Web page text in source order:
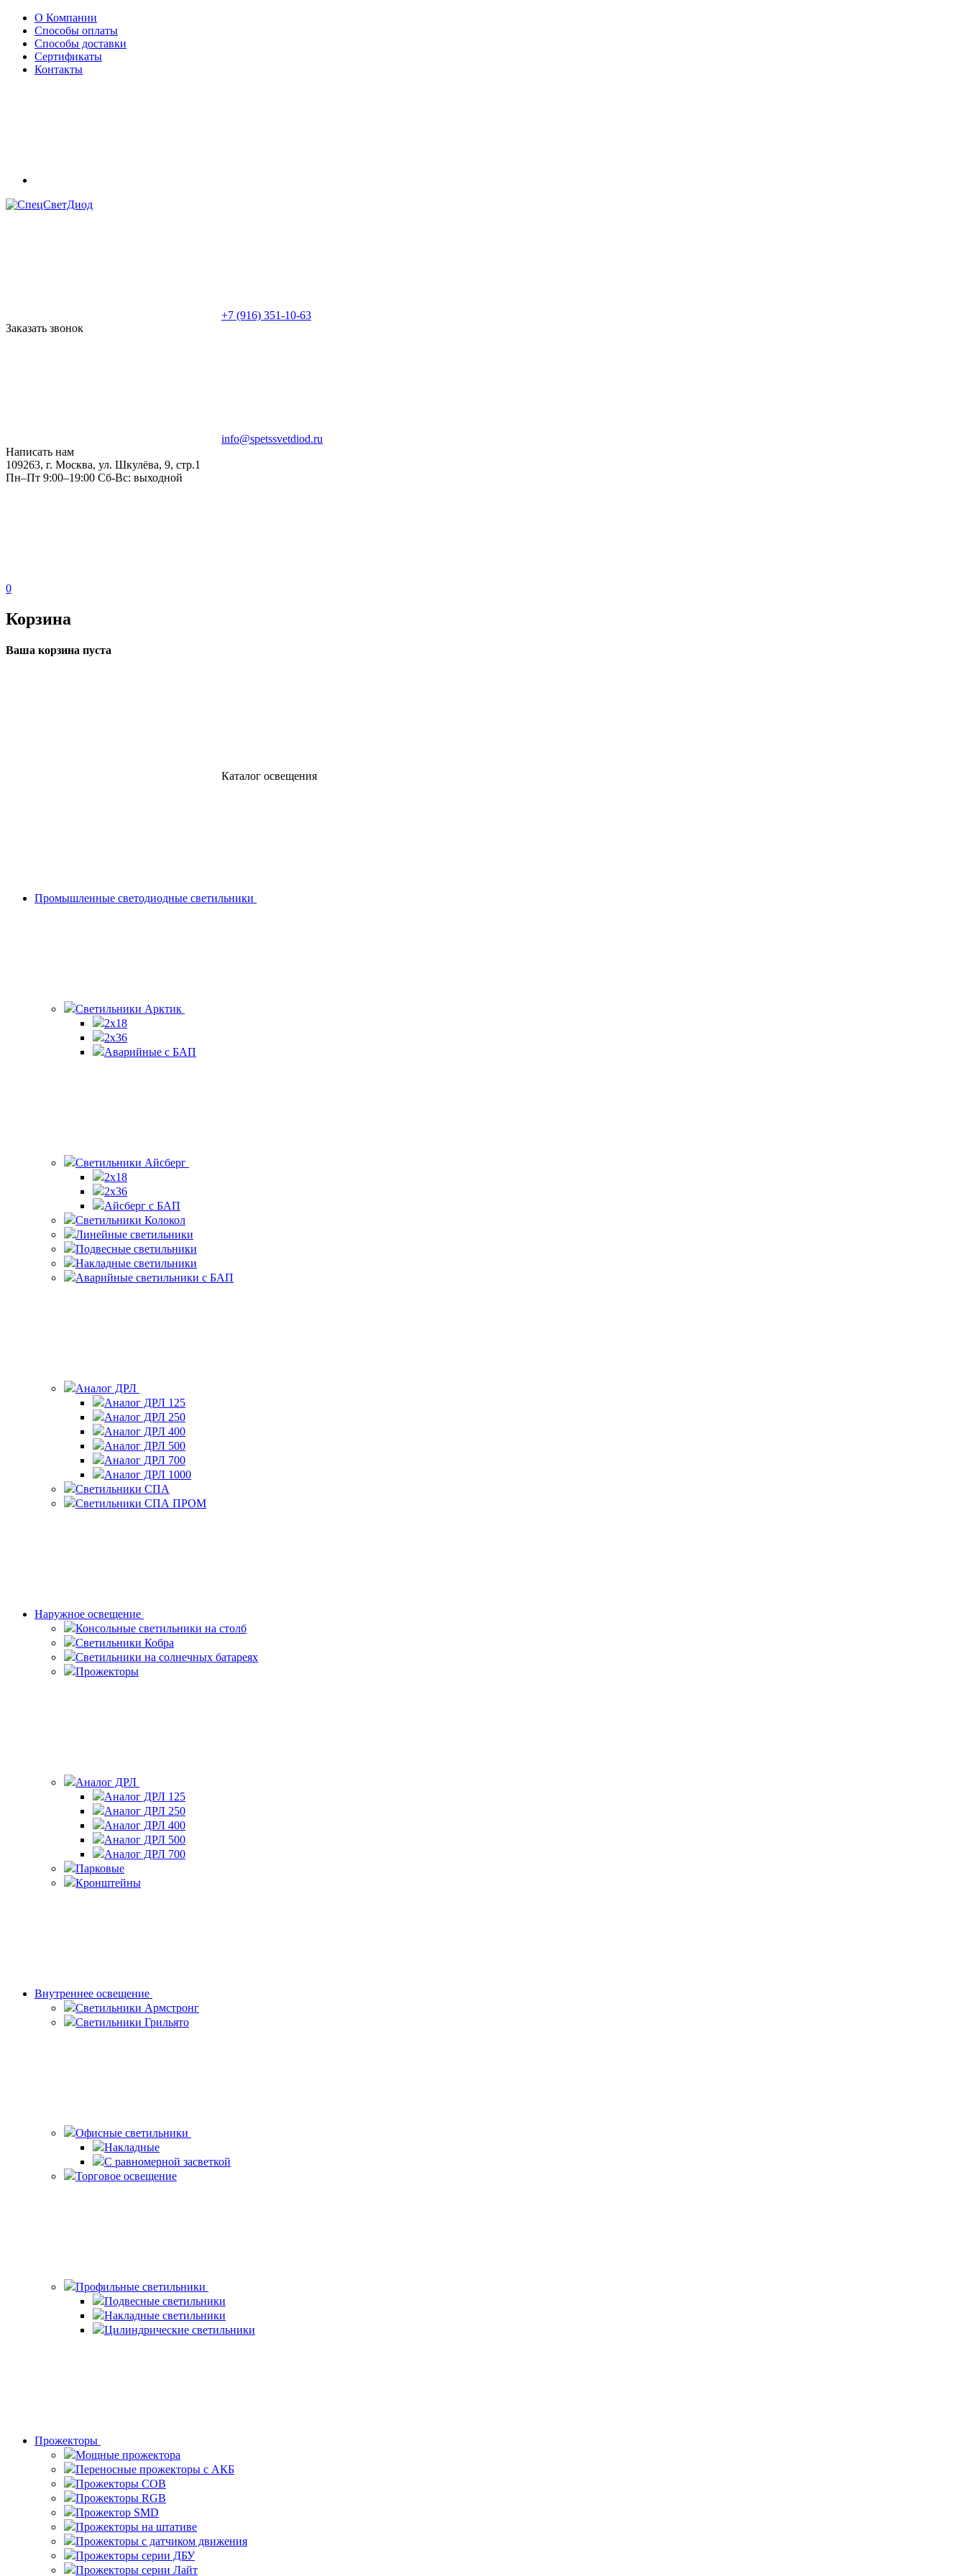
О Компании
Способы оплаты
Способы доставки
Сертификаты
Контакты
+7 (916) 351-10-63
Заказать звонок
info@spetssvetdiod.ru
Написать нам
109263, г. Москва, ул. Шкулёва, 9, стр.1
Пн–Пт 9:00–19:00 Сб-Вс: выходной
0
Корзина
Ваша корзина пуста
Каталог освещения
Промышленные светодиодные светильники
Светильники Арктик
2х18
2x36
Аварийные с БАП
Светильники Айсберг
2х18
2х36
Айсберг с БАП
Светильники Колокол
Линейные светильники
Подвесные светильники
Накладные светильники
Аварийные светильники с БАП
Аналог ДРЛ
Аналог ДРЛ 125
Аналог ДРЛ 250
Аналог ДРЛ 400
Аналог ДРЛ 500
Аналог ДРЛ 700
Аналог ДРЛ 1000
Светильники СПА
Светильники СПА ПРОМ
Наружное освещение
Консольные светильники на столб
Светильники Кобра
Светильники на солнечных батареях
Прожекторы
Аналог ДРЛ
Аналог ДРЛ 125
Аналог ДРЛ 250
Аналог ДРЛ 400
Аналог ДРЛ 500
Аналог ДРЛ 700
Парковые
Кронштейны
Внутреннее освещение
Светильники Армстронг
Светильники Грильято
Офисные светильники
Накладные
С равномерной засветкой
Торговое освещение
Профильные светильники
Подвесные светильники
Накладные светильники
Цилиндрические светильники
Прожекторы
Мощные прожектора
Переносные прожекторы с АКБ
Прожекторы COB
Прожекторы RGB
Прожектор SMD
Прожекторы на штативе
Прожекторы с датчиком движения
Прожекторы серии ДБУ
Прожекторы серии Лайт